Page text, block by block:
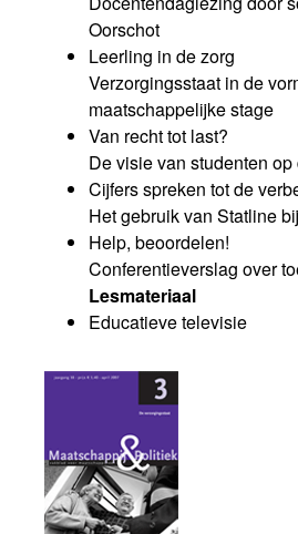
Oorschot
Leerling in de zorg
Verzorgingsstaat in de
maatschappelijke stage
Van recht tot last?
De visie van studenten
Cijfers spreken tot de
Het gebruik van Statline
Help, beoordelen!
Conferentieverslag over
Lesmateriaal
Educatieve televisie